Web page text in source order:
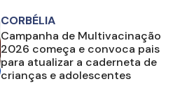
CORBÉLIA
Campanha de Multivacinação
2026 começa e convoca pais
para atualizar a caderneta de
crianças e adolescentes